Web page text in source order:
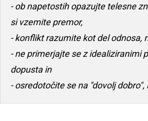
- ob napetostih opazujte telesne
si vzemite premor,
- konflikt razumite kot del odnosa,
- ne primerjajte se z idealiziranimi
dopusta in
- osredotočite se na "dovolj dobro",